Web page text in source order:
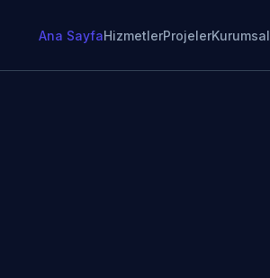
Ana SayfaHizmetlerProjelerKurumsal